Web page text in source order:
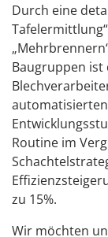
Durch eine
Baugruppen
Routine im
zu 15%.
Wir möchten